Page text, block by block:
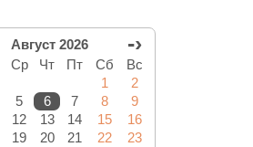
Август 2026 -›
Ср Чт Пт Сб
Вс
1
2
5 6 7 8
9
12 13 14 15
16
19 20 21 22
23